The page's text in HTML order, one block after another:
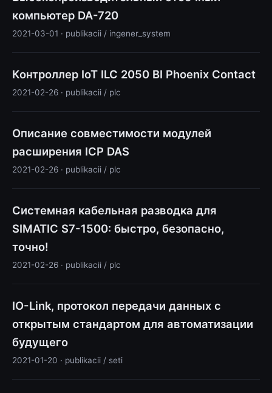
компьютер DA-720
2021-03-01 · publikacii / ingener_system
Контроллер IoT ILC 2050 BI Phoenix Contact
2021-02-26 · publikacii / plc
Описание совместимости модулей
расширения ICP DAS
2021-02-26 · publikacii / plc
Системная кабельная разводка для
SIMATIC S7-1500: быстро, безопасно,
точно!
2021-02-26 · publikacii / plc
IO-Link, протокол передачи данных с
открытым стандартом для автоматизации
будущего
2021-01-20 · publikacii / seti